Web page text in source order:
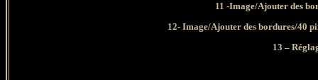
11 -Image/Ajouter des
12- Image/Ajouter des bordures/40
13 –